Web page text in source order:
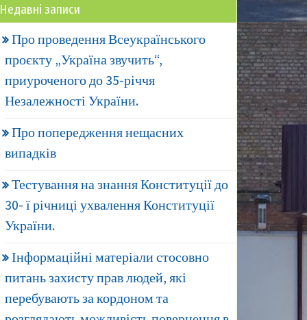
Недавні записи
Про проведення Всеукраїнського
проєкту „Україна звучить“,
приуроченого до 35-річчя
Незалежності України.
Про попередження нещасних
випадків
Тестування на знання Конституції до
30- ї річниці ухвалення Конституції
України.
Інформаційні матеріали стосовно
питань захисту прав людей, які
перебувають за кордоном та